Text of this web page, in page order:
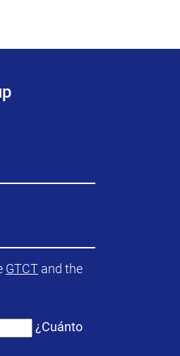
GTCT and the
¿Cuánto